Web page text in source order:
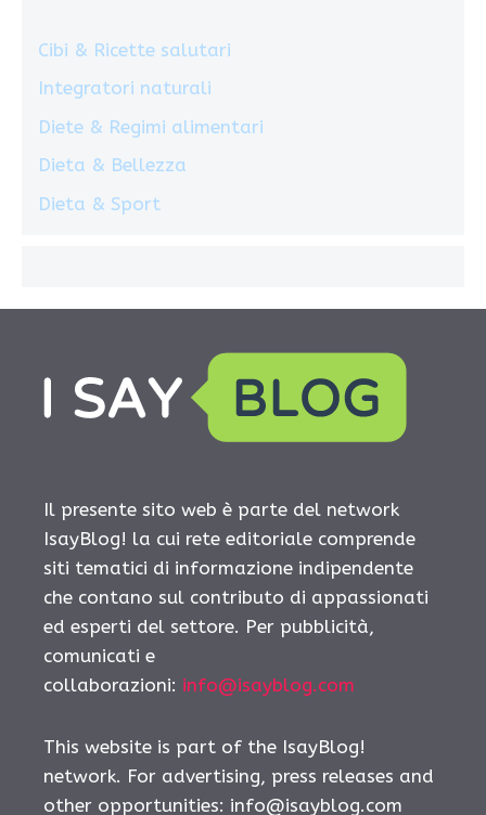
Cibi & Ricette salutari
Integratori naturali
Diete & Regimi alimentari
Dieta & Bellezza
Dieta & Sport
Il presente sito web è parte del network
IsayBlog! la cui rete editoriale comprende
siti tematici di informazione indipendente
che contano sul contributo di appassionati
ed esperti del settore. Per pubblicità,
comunicati e
collaborazioni: info@isayblog.com
This website is part of the IsayBlog!
network. For advertising, press releases and
other opportunities: info@isayblog.com